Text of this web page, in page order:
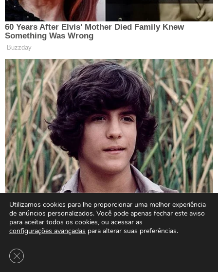
Utilizamos cookies para lhe proporcionar uma melhor experiência
de anúncios personalizados. Você pode apenas fechar este aviso
para aceitar todos os cookies, ou acessar as
configurações avançadas para alterar suas preferências.
Close GDPR Cookie Banner